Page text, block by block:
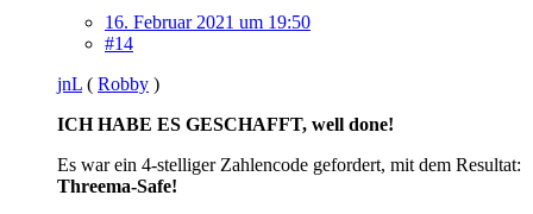
16. Februar 2021 um 19:50
#14
jnL ( Robby )
ICH HABE ES GESCHAFFT, well done!
Es war ein 4-stelliger Zahlencode gefordert, mit dem Resultat:
Threema-Safe!